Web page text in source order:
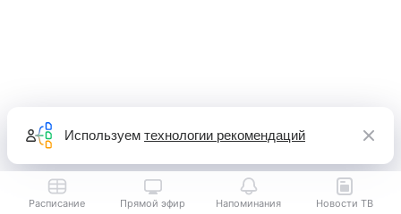
Расписание Прямой эфир Напоминания Новости ТВ
Используем технологии рекомендаций